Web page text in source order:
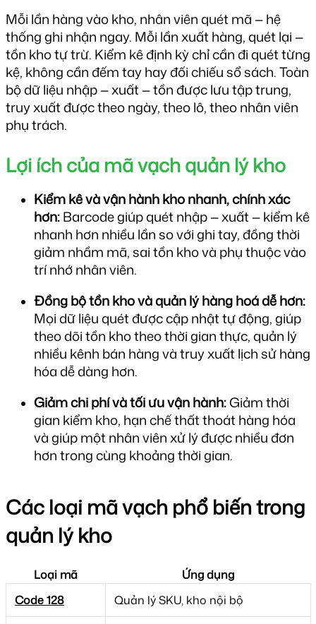
Mỗi lần hàng vào kho, nhân viên quét mã — hệ
thống ghi nhận ngay. Mỗi lần xuất hàng, quét lại —
tồn kho tự trừ. Kiểm kê định kỳ chỉ cần đi quét từng
kệ, không cần đếm tay hay đối chiếu sổ sách. Toàn
bộ dữ liệu nhập — xuất — tồn được lưu tập trung,
truy xuất được theo ngày, theo lô, theo nhân viên
phụ trách.
Lợi ích của mã vạch quản lý kho
Kiểm kê và vận hành kho nhanh, chính xác
hơn: Barcode giúp quét nhập — xuất — kiểm kê
nhanh hơn nhiều lần so với ghi tay, đồng thời
giảm nhầm mã, sai tồn kho và phụ thuộc vào
trí nhớ nhân viên.
Mọi dữ liệu quét được cập nhật tự động, giúp
theo dõi tồn kho theo thời gian thực, quản lý
nhiều kênh bán hàng và truy xuất lịch sử hàng
hóa dễ dàng hơn.
Giảm chi phí và tối ưu vận hành: Giảm thời
gian kiểm kho, hạn chế thất thoát hàng hóa
và giúp một nhân viên xử lý được nhiều đơn
hơn trong cùng khoảng thời gian.
Các loại mã vạch phổ biến trong
quản lý kho
Loại mã
Ứng dụng
Code 128
Quản lý SKU, kho nội bộ